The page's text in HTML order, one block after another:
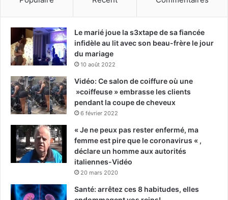
Le marié joue la s3xtape de sa fiancée
infidèle au lit avec son beau-frère le jour
du mariage
10 août 2022
Vidéo: Ce salon de coiffure où une
»coiffeuse » embrasse les clients
pendant la coupe de cheveux
6 février 2022
« Je ne peux pas rester enfermé, ma
femme est pire que le coronavirus « ,
déclare un homme aux autorités
italiennes-Vidéo
20 mars 2020
Santé: arrêtez ces 8 habitudes, elles